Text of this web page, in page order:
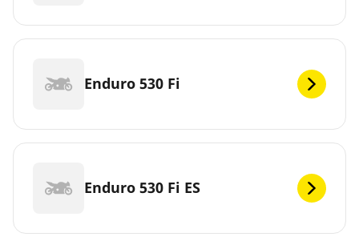
Enduro 530 Fi
Enduro 530 Fi ES